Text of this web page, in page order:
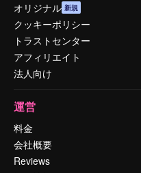
オリジナル 新規
クッキーポリシー
トラストセンター
アフィリエイト
法人向け
運営
料金
会社概要
Reviews